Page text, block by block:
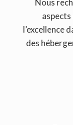
l’excellence
des